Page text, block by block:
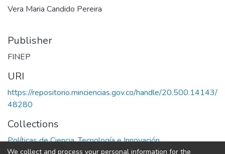
Vera Maria Candido Pereira
Publisher
FINEP
URI
https://repositorio.minciencias.gov.co/handle/20.500.14143/
48280
Collections
Políticas de Ciencia, Tecnología e Innovación
We collect and process your personal information for the